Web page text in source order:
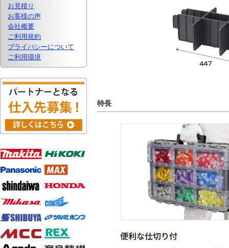
お見積り
お客様の声
会社概要
ご利用規約
プライバシーについて
ご利用環境
特長